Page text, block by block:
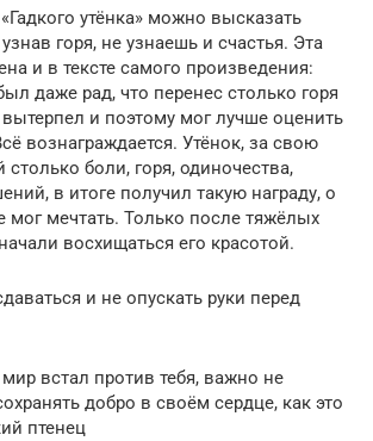
утёнка» можно высказать
горя, не узнаешь и счастья. Эта
и в тексте самого произведения:
даже рад, что перенес столько горя
и поэтому мог лучше оценить
вознаграждается. Утёнок, за свою
боли, горя, одиночества,
в итоге получил такую награду, о
мог мечтать. Только после тяжёлых
восхищаться его красотой.
и не опускать руки перед
встал против тебя, важно не
добро в своём сердце, как это
птенец